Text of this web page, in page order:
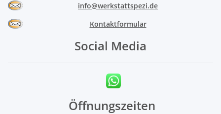
info@werkstattspezi.de
Kontaktformular
Social Media
Öffnungszeiten